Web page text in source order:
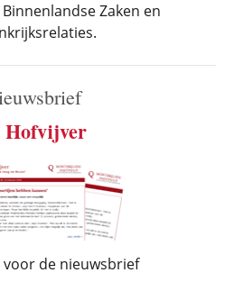
Zaken en
Hofvijver
voor de nieuwsbrief